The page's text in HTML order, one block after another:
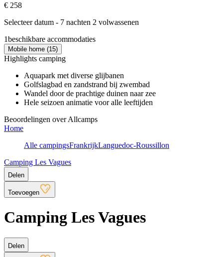
€ 258
Selecteer datum - 7 nachten 2 volwassenen
1beschikbare accommodaties
Mobile home (15)
Highlights camping
Aquapark met diverse glijbanen
Golfslagbad en zandstrand bij zwembad
Wandel door de prachtige duinen naar zee
Hele seizoen animatie voor alle leeftijden
Beoordelingen over Allcamps
Home
Alle campingsFrankrijkLanguedoc-Roussillon
Camping Les Vagues
Delen
Toevoegen
Camping Les Vagues
Delen